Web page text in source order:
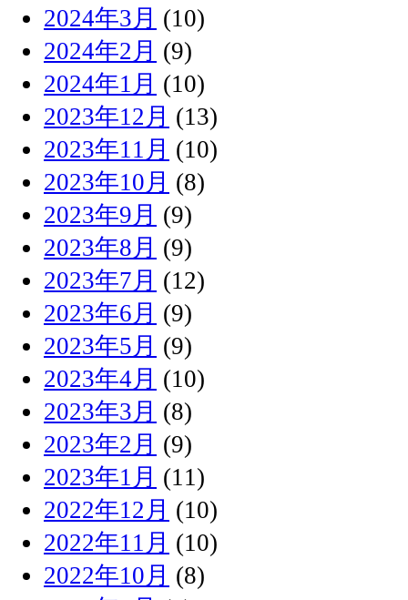
2024年3月 (10)
2024年2月 (9)
2024年1月 (10)
2023年12月 (13)
2023年11月 (10)
2023年10月 (8)
2023年9月 (9)
2023年8月 (9)
2023年7月 (12)
2023年6月 (9)
2023年5月 (9)
2023年4月 (10)
2023年3月 (8)
2023年2月 (9)
2023年1月 (11)
2022年12月 (10)
2022年11月 (10)
2022年10月 (8)